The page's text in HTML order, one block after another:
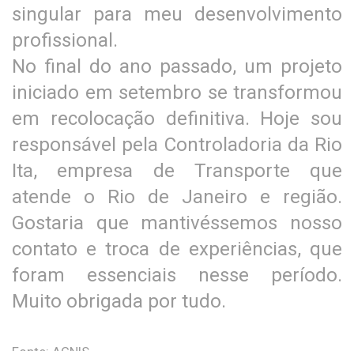
singular para meu desenvolvimento
profissional.
No final do ano passado, um projeto
iniciado em setembro se transformou
em recolocação definitiva. Hoje sou
responsável pela Controladoria da Rio
Ita, empresa de Transporte que
atende o Rio de Janeiro e região.
Gostaria que mantivéssemos nosso
contato e troca de experiências, que
foram essenciais nesse período.
Muito obrigada por tudo.